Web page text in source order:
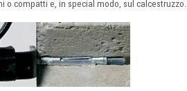
o compatti e, in special modo, sul calcestruzzo.